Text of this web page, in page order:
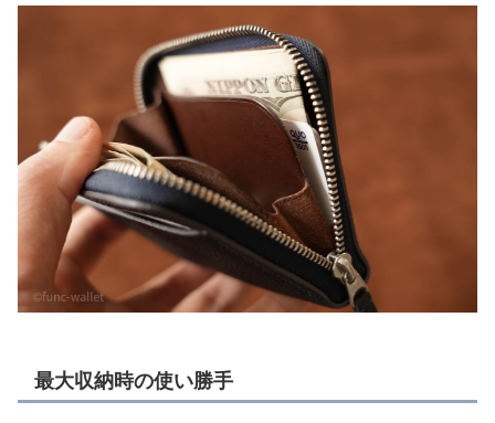
最大収納時の使い勝手